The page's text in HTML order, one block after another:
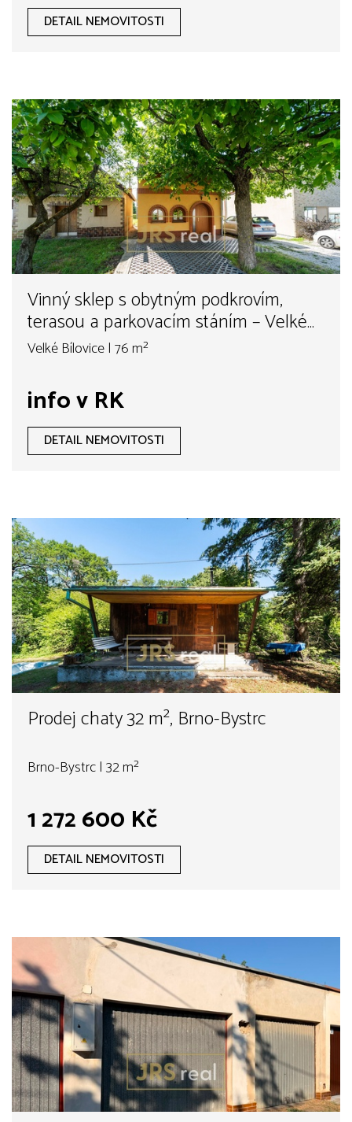
DETAIL NEMOVITOSTI
Vinný sklep s obytným podkrovím,
terasou a parkovacím stáním – Velké
Bílovice
Velké Bílovice | 76 m²
info v RK
DETAIL NEMOVITOSTI
Prodej chaty 32 m², Brno-Bystrc
Brno-Bystrc | 32 m²
1 272 600 Kč
DETAIL NEMOVITOSTI